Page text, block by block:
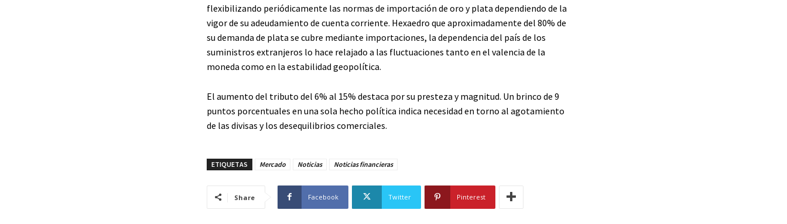
flexibilizando periódicamente las normas de importación de oro y plata dependiendo de la
vigor de su adeudamiento de cuenta corriente. Hexaedro que aproximadamente del 80% de
su demanda de plata se cubre mediante importaciones, la dependencia del país de los
suministros extranjeros lo hace relajado a las fluctuaciones tanto en el valencia de la
moneda como en la estabilidad geopolítica.
El aumento del tributo del 6% al 15% destaca por su presteza y magnitud. Un brinco de 9
puntos porcentuales en una sola hecho política indica necesidad en torno al agotamiento
de las divisas y los desequilibrios comerciales.
ETIQUETAS Mercado Noticias Noticias financieras
Share Facebook Twitter Pinterest